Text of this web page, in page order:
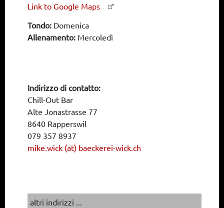
Link to Google Maps
Tondo: Domenica
Allenamento: Mercoledì
Indirizzo di contatto:
Chill-Out Bar
Alte Jonastrasse 77
8640 Rapperswil
079 357 8937
mike.wick (at) baeckerei-wick.ch
altri indirizzi ...